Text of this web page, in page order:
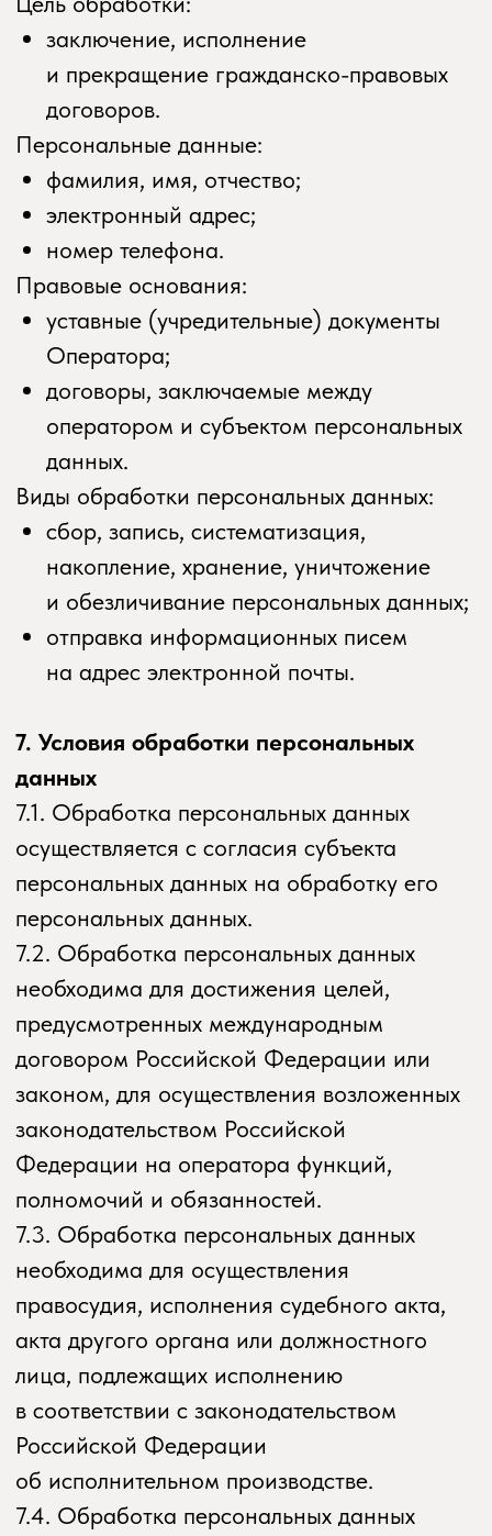
персональных данных запреты
на передачу (кроме предоставления
доступа), а также на обработку или
условия обработки (кроме получения
доступа) персональных данных,
разрешенных для распространения,
не действуют в случаях обработки
персональных данных в государственных,
общественных и иных публичных
интересах, определенных
законодательством РФ.
8.7. Оператор при обработке
персональных данных обеспечивает
конфиденциальность персональных
данных.
8.8. Оператор осуществляет хранение
персональных данных в форме,
позволяющей определить субъекта
персональных данных, не дольше, чем
этого требуют цели обработки
персональных данных, если срок хранения
персональных данных не установлен
федеральным законом, договором,
стороной которого, выгодоприобретателем
или поручителем по которому является
субъект персональных данных.
8.9. Условием прекращения обработки
персональных данных, истечение срока
действия согласия субъекта персональных
персональных данных или требование
о прекращении обработки персональных
неправомерной обработки персональных
данных.
9. Перечень действий, производимых
Оператором с полученными
персональными данными
9.1. Оператор осуществляет сбор, запись,
систематизацию, накопление, хранение,
уточнение (обновление, изменение),
извлечение, использование, передачу
доступ), обезличивание, блокирование,
удаление и уничтожение персональных
данных.
9.2. Оператор осуществляет
автоматизированную обработку
персональных данных с получением и/или
передачей полученной информации
по информационно-
телекоммуникационным сетям или без
10. Трансграничная передача
персональных данных
10.1. Оператор до начала осуществления
деятельности по трансграничной передаче